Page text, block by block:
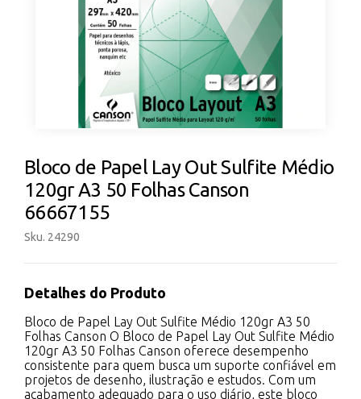
Bloco de Papel Lay Out Sulfite Médio
120gr A3 50 Folhas Canson
66667155
Sku. 24290
Detalhes do Produto
Bloco de Papel Lay Out Sulfite Médio 120gr A3 50
Folhas Canson O Bloco de Papel Lay Out Sulfite Médio
120gr A3 50 Folhas Canson oferece desempenho
consistente para quem busca um suporte confiável em
projetos de desenho, ilustração e estudos. Com um
acabamento adequado para o uso diário, este bloco